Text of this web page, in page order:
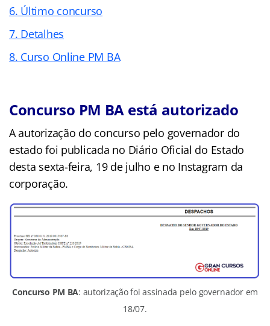
6. Último concurso
7. Detalhes
8. Curso Online PM BA
Concurso PM BA está autorizado
A autorização do concurso pelo governador do
estado foi publicada no Diário Oficial do Estado
desta sexta-feira, 19 de julho e no Instagram da
corporação.
Concurso PM BA: autorização foi assinada pelo governador em
18/07.